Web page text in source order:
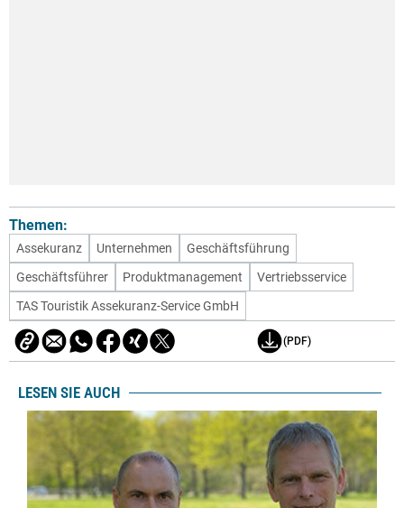
Themen:
Assekuranz Unternehmen
Geschäftsführung
Geschäftsführer
Produktmanagement
Vertriebsservice
TAS Touristik Assekuranz-Service GmbH
(PDF)
LESEN SIE AUCH